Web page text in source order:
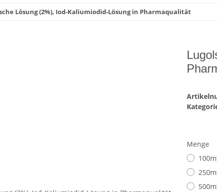
Lösung (2%), Iod-Kaliumiodid-Lösung in Pharmaqualität
Menge